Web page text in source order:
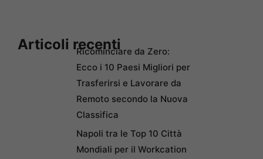
Articoli recentiRicominciare da Zero:
Ecco i 10 Paesi Migliori per
Trasferirsi e Lavorare da
Remoto secondo la Nuova
Classifica
Napoli tra le Top 10 Città
Mondiali per il Workcation